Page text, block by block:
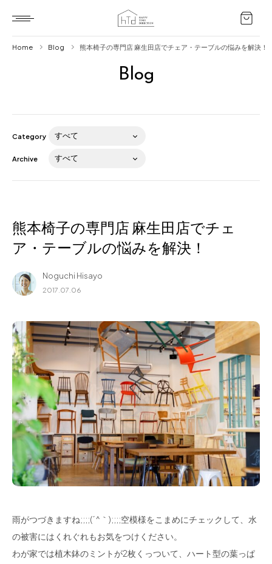
Blog
About us
for Business
Contact
フラッグシップストア
0965-52-0323
熊本店
096-274-8175
Blog
Home Blog 熊本椅子の専門店 麻生田店でチェア・テーブルの悩みを解決！
Category
Archive
熊本椅子の専門店 麻生田店でチェ
ア・テーブルの悩みを解決！
Noguchi Hisayo
2017.07.06
雨がつづきますね;;;;(´^｀);;;;空模様をこまめにチェックして、水
の被害にはくれぐれもお気をつけください。
わが家では植木鉢のミントが2枚くっついて、ハート型の葉っぱ